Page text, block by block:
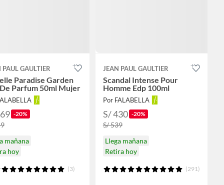
PAUL GAULTIER
Paradise Garden
Parfum 50ml Mujer
-20%
mañana
hoy
(3)
JEAN PAUL GAULTIER
Scandal Intense Pour
Homme Edp 100ml
Por FALABELLA
S/ 430 -20%
S/ 539
Llega mañana
Retira hoy
(291)